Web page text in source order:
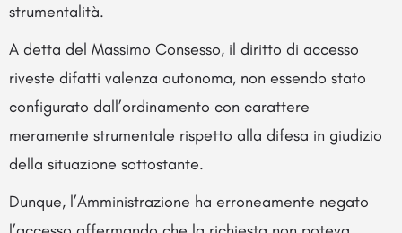
strumentalità.
A detta del Massimo Consesso, il diritto di accesso
riveste difatti valenza autonoma, non essendo stato
configurato dall’ordinamento con carattere
meramente strumentale rispetto alla difesa in giudizio
della situazione sottostante.
Dunque, l’Amministrazione ha erroneamente negato